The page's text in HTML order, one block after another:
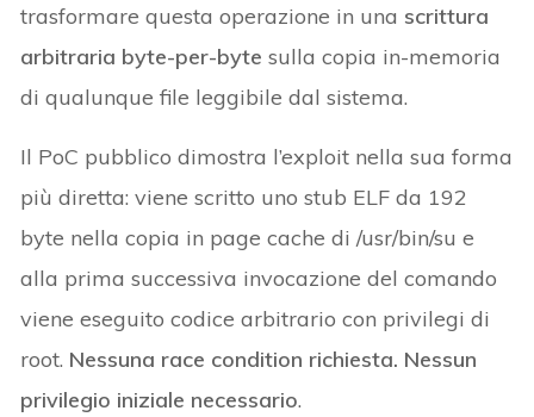
trasformare questa operazione in una scrittura
arbitraria byte-per-byte sulla copia in-memoria
di qualunque file leggibile dal sistema.
Il PoC pubblico dimostra l’exploit nella sua forma
più diretta: viene scritto uno stub ELF da 192
byte nella copia in page cache di /usr/bin/su e
alla prima successiva invocazione del comando
viene eseguito codice arbitrario con privilegi di
root. Nessuna race condition richiesta. Nessun
privilegio iniziale necessario.